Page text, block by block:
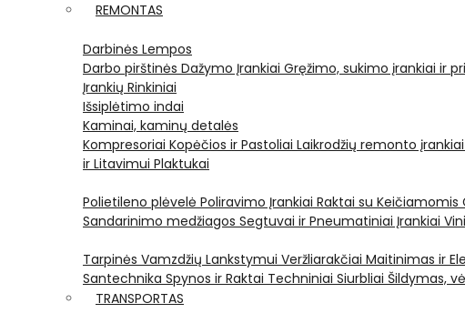
REMONTAS
Darbinės Lempos
Darbo pirštinės Dažymo Įrankiai Gręžimo, sukimo įrankiai ir
Įrankių Rinkiniai
Išsiplėtimo indai
Kaminai, kaminų detalės
Kompresoriai Kopėčios ir Pastoliai Laikrodžių remonto įrankiai
ir Litavimui Plaktukai
Polietileno plėvelė Poliravimo Įrankiai Raktai su Keičiamomis
Sandarinimo medžiagos Segtuvai ir Pneumatiniai Įrankiai
Tarpinės Vamzdžių Lankstymui Veržliarakčiai Maitinimas ir
Santechnika Spynos ir Raktai Techniniai Siurbliai Šildymas,
TRANSPORTAS